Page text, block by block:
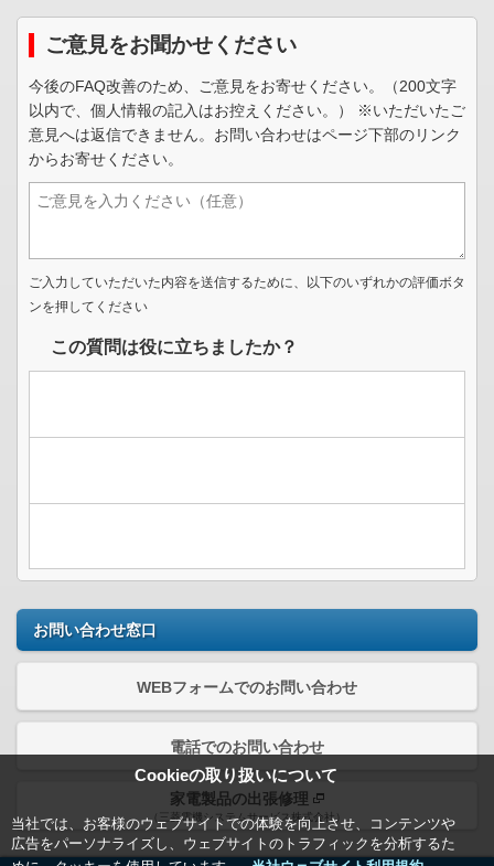
Cookieの取り扱いについて
当社では、お客様のウェブサイトでの体験を向上させ、コンテンツや
広告をパーソナライズし、ウェブサイトのトラフィックを分析するた
ご意見をお聞かせください
今後のFAQ改善のため、ご意見をお寄せください。（200文字
以内で、個人情報の記入はお控えください。） ※いただいたご
意見へは返信できません。お問い合わせはページ下部のリンク
からお寄せください。
ご入力していただいた内容を送信するために、以下のいずれかの評価ボタ
ンを押してください
この質問は役に立ちましたか？
お問い合わせ窓口
WEBフォームでのお問い合わせ
電話でのお問い合わせ
家電製品の出張修理
（三菱電機システムサービス株式会社）